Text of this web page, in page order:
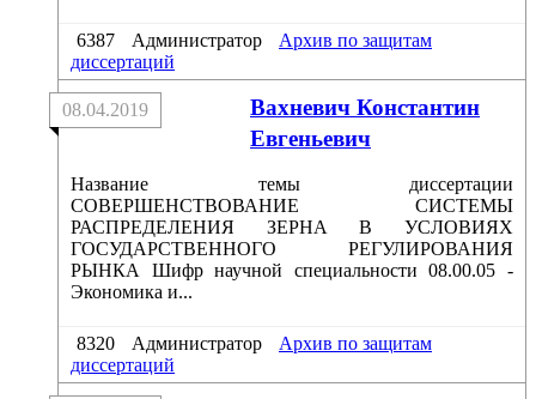
6387 Администратор
Архив по защитам
диссертаций
Вахневич Константин
Евгеньевич
08.04.2019
Название темы диссертации
СОВЕРШЕНСТВОВАНИЕ СИСТЕМЫ
РАСПРЕДЕЛЕНИЯ ЗЕРНА В УСЛОВИЯХ
ГОСУДАРСТВЕННОГО РЕГУЛИРОВАНИЯ
РЫНКА Шифр научной специальности 08.00.05 -
Экономика и...
8320 Администратор
Архив по защитам
диссертаций